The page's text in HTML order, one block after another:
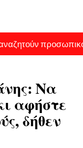
Να
αφήστε
δήθεν